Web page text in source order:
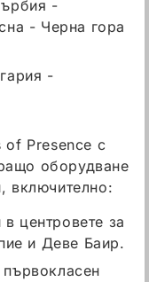
-
- Черна гора
-
of Presence с
оборудване
включително:
центровете за
и Деве Баир.